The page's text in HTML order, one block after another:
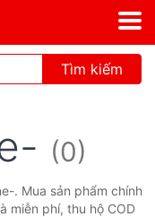
Tìm kiếm
(0)
. Mua sản phẩm chính
miễn phí, thu hộ COD